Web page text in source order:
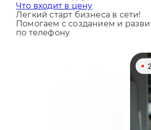
CRM в подарок
Что входит в цену
Легкий старт бизнеса в сети!
Помогаем с созданием и